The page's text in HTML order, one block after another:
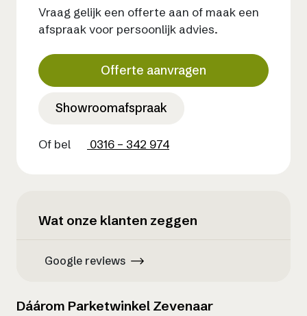
Vraag gelijk een offerte aan of maak een
afspraak voor persoonlijk advies.
Offerte aanvragen
Showroomafspraak
Of bel 0316 – 342 974
Wat onze klanten zeggen
Google reviews
Dáárom Parketwinkel Zevenaar